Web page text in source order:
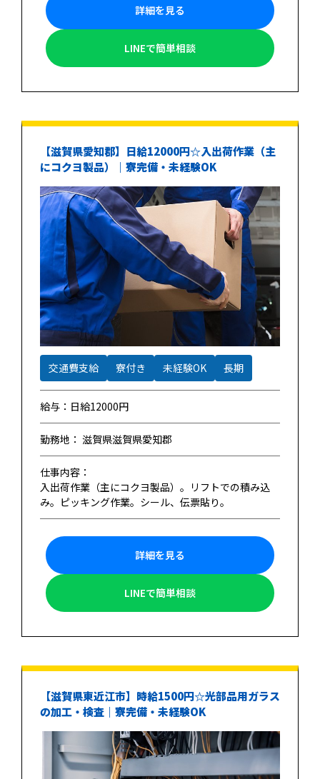
詳細を見る
LINEで簡単相談
【滋賀県愛知郡】日給12000円☆入出荷作業（主
にコクヨ製品）｜寮完備・未経験OK
交通費支給 寮付き 未経験OK 長期
給与：日給12000円
勤務地： 滋賀県滋賀県愛知郡
仕事内容：
入出荷作業（主にコクヨ製品）。リフトでの積み込
み。ピッキング作業。シール、伝票貼り。
詳細を見る
LINEで簡単相談
【滋賀県東近江市】時給1500円☆光部品用ガラス
の加工・検査｜寮完備・未経験OK